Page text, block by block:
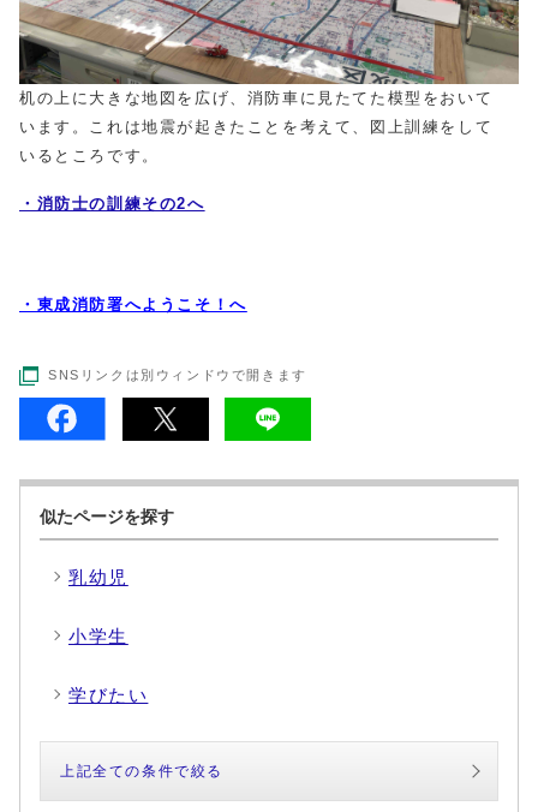
机の上に大きな地図を広げ、消防車に見たてた模型をおいて
います。これは地震が起きたことを考えて、図上訓練をして
いるところです。
・消防士の訓練その2へ
・東成消防署へようこそ！へ
SNSリンクは別ウィンドウで開きます
似たページを探す
乳幼児
小学生
学びたい
上記全ての条件で絞る